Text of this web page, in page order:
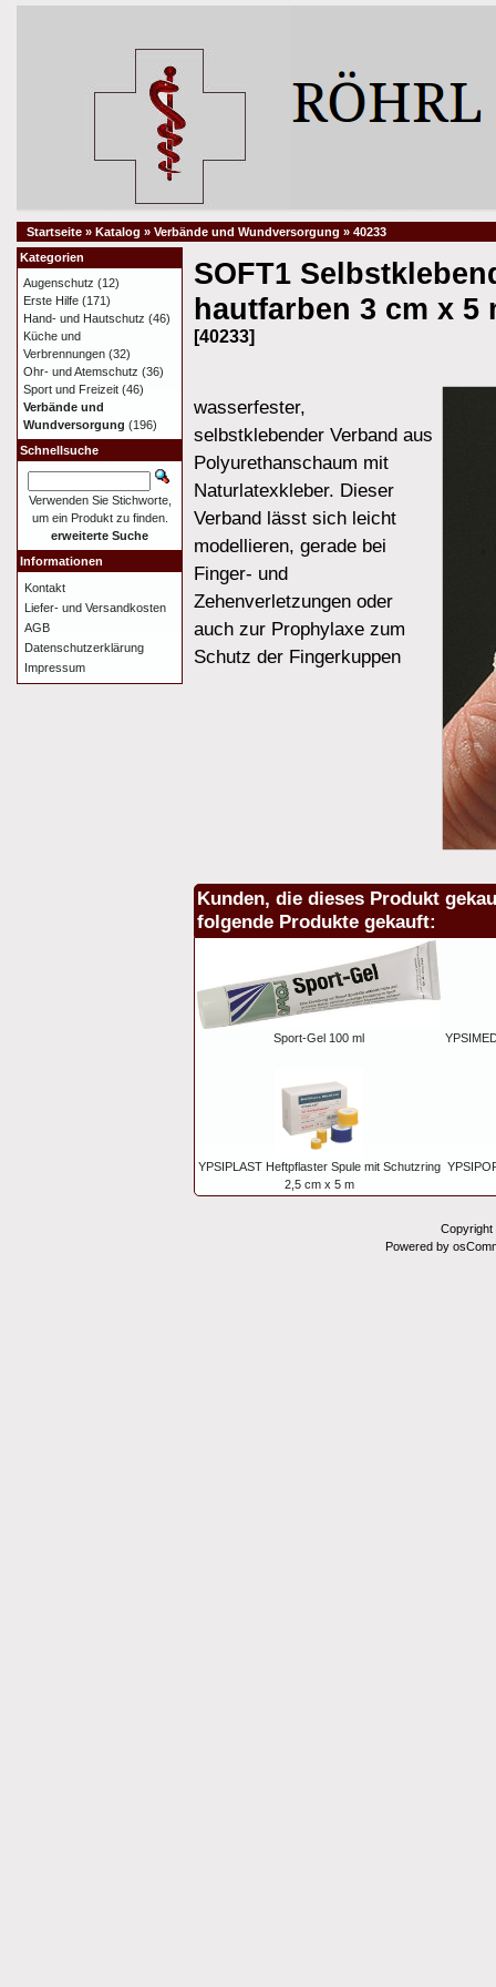
Startseite » Katalog » Verbände und Wundversorgung » 40233
SOFT1
hautfarben 3 cm x 5
[40233]
wasserfester,
selbstklebender Verband aus
Polyurethanschaum mit
Naturlatexkleber. Dieser
Verband lässt sich leicht
modellieren, gerade bei
Finger- und
Zehenverletzungen oder
auch zur Prophylaxe zum
Schutz der Fingerkuppen
Kunden, die dieses Produkt
folgende Produkte gekauft:
Sport-Gel 100 ml
YPSIPLAST Heftpflaster Spule mit Schutzring
2,5 cm x 5 m
Kategorien
Augenschutz (12)
Erste Hilfe (171)
Hand- und Hautschutz (46)
Küche und
Verbrennungen (32)
Ohr- und Atemschutz (36)
Sport und Freizeit (46)
Verbände und
Wundversorgung (196)
Schnellsuche
Verwenden Sie Stichworte,
um ein Produkt zu finden.
erweiterte Suche
Informationen
Kontakt
Liefer- und Versandkosten
AGB
Datenschutzerklärung
Impressum
Powered by